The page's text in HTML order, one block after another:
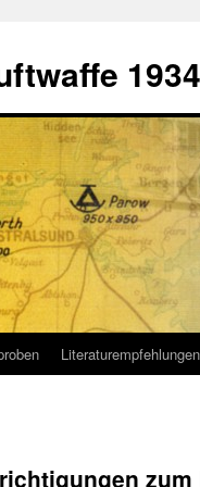
Literaturempfehlungen